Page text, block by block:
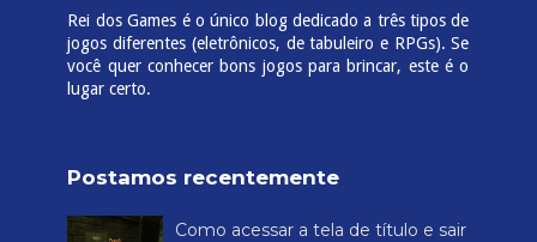
Rei dos Games é o único blog dedicado a três tipos de
jogos diferentes (eletrônicos, de tabuleiro e RPGs). Se
você quer conhecer bons jogos para brincar, este é o
lugar certo.
Postamos recentemente
Como acessar a tela de título e sair